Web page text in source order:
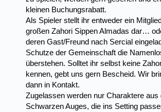
kleinen Buchungsrabatt.
Als Spieler stellt ihr entweder ein
großen Zahori Sippen Almadas dar…
deren Gast/Freund nach Sercial
Schutze der Gemeinschaft die
überstehen. Solltet ihr selbst keine
kennen, gebt uns gern Bescheid. Wir
dann in Kontakt.
Zugelassen werden nur Charaktere aus
Schwarzen Auges, die ins Setting